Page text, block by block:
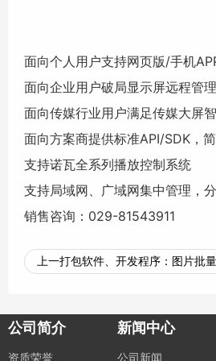
面向个人用户支持网页版/手机
面向企业用户破局显示屏远程管
面向传媒行业用户满足传媒大屏
面向方案商提供标准API/SDK，
支持诺瓦全系列播放控制系统
支持局域网、广域网集中管理，
销售咨询：029-81543911
上一打包软件、开发程序： 图片批
公司简介
资质荣誉
新闻中心
公司新闻